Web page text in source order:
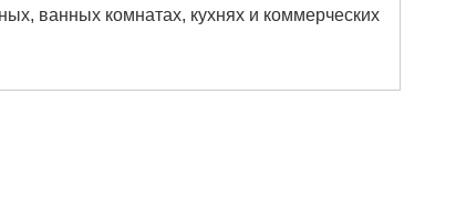
ванных комнатах, кухнях и коммерческих